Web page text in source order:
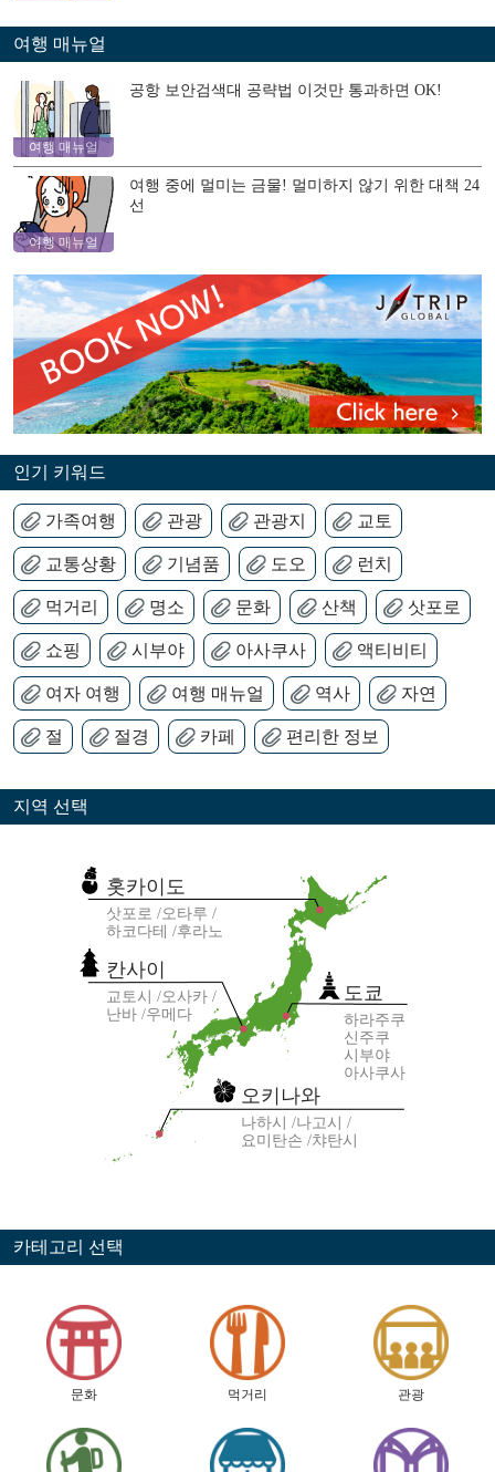
여행 매뉴얼
여행 매뉴얼
공항 보안검색대 공략법 이것만 통과하면 OK!
여행 매뉴얼
여행 중에 멀미는 금물! 멀미하지 않기 위한 대책 24
선
인기 키워드
가족여행 관광 관광지 교토
교통상황 기념품 도오 런치
먹거리 명소 문화 산책 삿포로
쇼핑 시부야 아사쿠사 액티비티
여자 여행 여행 매뉴얼 역사 자연
절 절경 카페 편리한 정보
지역 선택
도쿄
하라주쿠
신주쿠
시부야
아사쿠사
칸사이
교토시
오사카
난바 우메다
오키나와
나하시
나고시
요미탄손
챠탄시
홋카이도
삿포로
오타루
하코다테
후라노
카테고리 선택
문화 먹거리 관광